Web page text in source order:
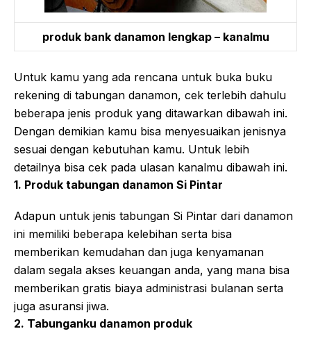
produk bank danamon lengkap – kanalmu
Untuk kamu yang ada rencana untuk buka buku
rekening di tabungan danamon, cek terlebih dahulu
beberapa jenis produk yang ditawarkan dibawah ini.
Dengan demikian kamu bisa menyesuaikan jenisnya
sesuai dengan kebutuhan kamu. Untuk lebih
detailnya bisa cek pada ulasan kanalmu dibawah ini.
1. Produk tabungan danamon Si Pintar
Adapun untuk jenis tabungan Si Pintar dari danamon
ini memiliki beberapa kelebihan serta bisa
memberikan kemudahan dan juga kenyamanan
dalam segala akses keuangan anda, yang mana bisa
memberikan gratis biaya administrasi bulanan serta
juga asuransi jiwa.
2. Tabunganku danamon produk